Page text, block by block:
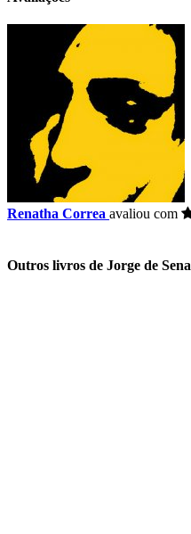
Renatha Correa avaliou com
Outros livros de Jorge de Sena